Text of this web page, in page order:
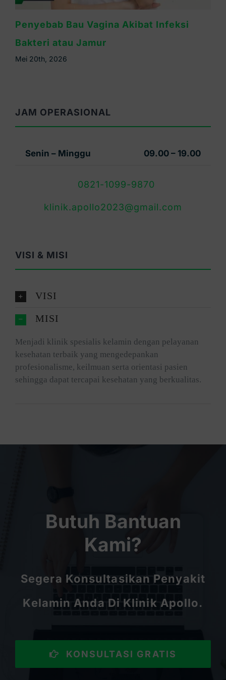
Miss V Gatal dan Bau Tidak Sedap? Bisa
Jadi Tanda Infeksi
Mei 16th, 2026
JAM OPERASIONAL
Senin – Minggu 09.00 – 19.00
0821-1099-9870
klinik.apollo2023@gmail.com
VISI & MISI
VISI
MISI
Menjadi klinik spesialis kelamin dengan pelayanan
kesehatan terbaik yang mengedepankan
profesionalisme, keilmuan serta orientasi pasien
sehingga dapat tercapai kesehatan yang berkualitas.
Butuh Bantuan
Kami?
Segera Konsultasikan Penyakit
Kelamin Anda Di Klinik Apollo.
KONSULTASI GRATIS